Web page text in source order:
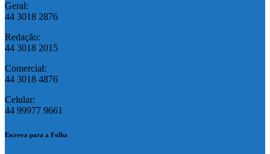
Geral:
44 3018 2876
Redação:
44 3018 2015
Comercial:
44 3018 4876
Celular:
44 99977 9661
Escreva para a Folha